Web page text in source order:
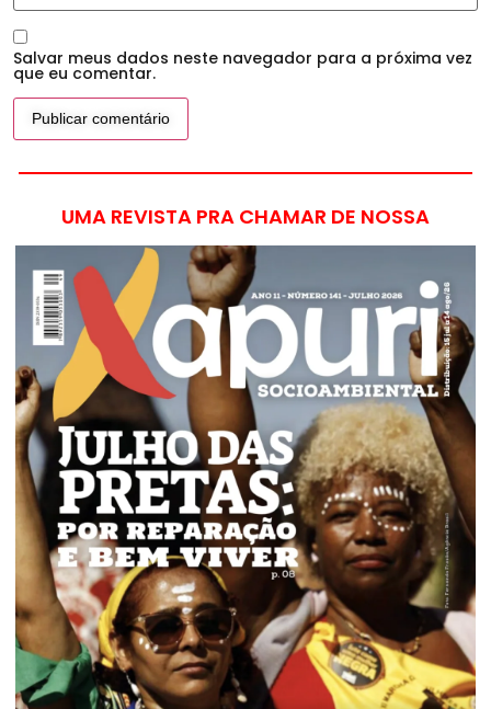
Salvar meus dados neste navegador para a próxima vez
que eu comentar.
UMA REVISTA PRA CHAMAR DE NOSSA